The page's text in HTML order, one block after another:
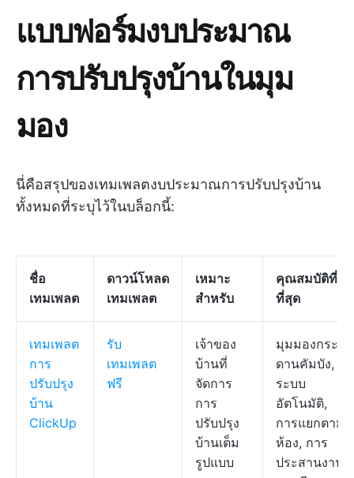
แบบฟอร์มงบประมาณ
การปรับปรุงบ้านในมุม
มอง
นี่คือสรุปของเทมเพลตงบประมาณการปรับปรุงบ้าน
ทั้งหมดที่ระบุไว้ในบล็อกนี้:
ชื่อ
เทมเพลต
ดาวน์โหลด
เทมเพลต
เหมาะ
สำหรับ
คุณสมบัติที่ดี
ที่สุด
เทมเพลต
การ
ปรับปรุง
บ้าน
ClickUp
รับ
เทมเพลต
ฟรี
เจ้าของ
บ้านที่
จัดการ
การ
ปรับปรุง
บ้านเต็ม
รูปแบบ
มุมมองกระ
ดานคัมบัง,
ระบบ
อัตโนมัติ,
การแยกตาม
ห้อง, การ
ประสานงาน